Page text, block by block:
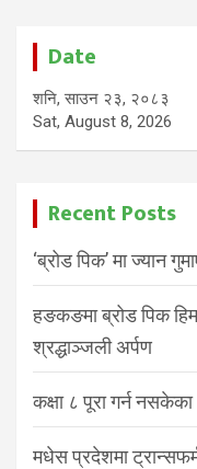
Date
शनि, साउन २३, २०८३
Sat, August 8, 2026
Recent Posts
‘ब्रोड पिक’ मा ज्यान
हङकङमा ब्रोड पिक
श्रद्धाञ्जली अर्पण
कक्षा ८ पूरा गर्न
मधेस प्रदेशमा